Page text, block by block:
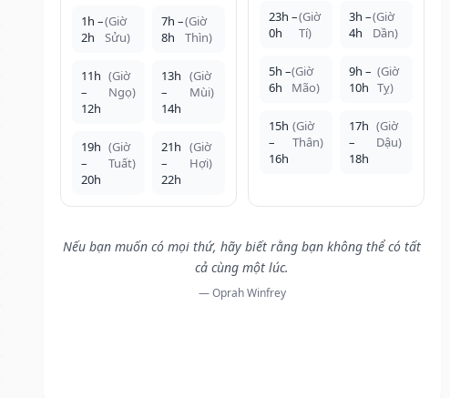
1h –
2h
(Giờ
Sửu)
7h –
8h
(Giờ
Thìn)
11h
–
12h
(Giờ
Ngọ)
13h
–
14h
(Giờ
Mùi)
19h
–
20h
(Giờ
Tuất)
21h
–
22h
(Giờ
Hợi)
23h –
0h
(Giờ
Tí)
3h –
4h
(Giờ
Dần)
5h –
6h
(Giờ
Mão)
9h –
10h
(Giờ
Tỵ)
15h
–
16h
(Giờ
Thân)
17h
–
18h
(Giờ
Dậu)
Nếu bạn muốn có mọi thứ, hãy biết rằng bạn không thể có tất
cả cùng một lúc.
— Oprah Winfrey